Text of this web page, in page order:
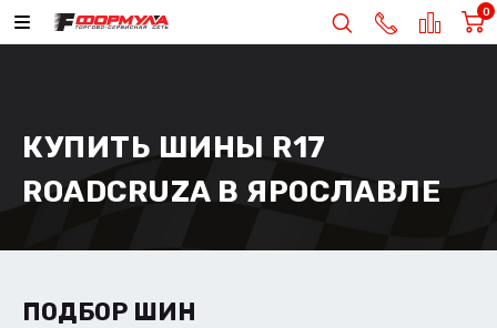
0
КУПИТЬ ШИНЫ R17
ROADCRUZA В ЯРОСЛАВЛЕ
ПОДБОР ШИН